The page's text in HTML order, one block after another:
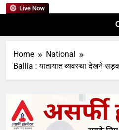
Live Now
Home
National
Ballia : यातायात व्यवस्था देखने